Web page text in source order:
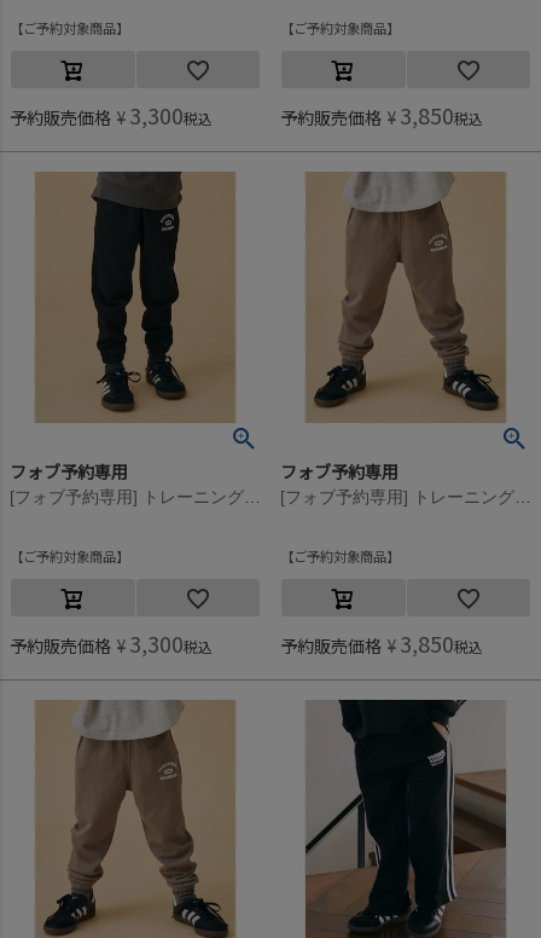
ご予約対象商品
予約販売価格 ¥ 3,300税込
ご予約対象商品
予約販売価格 ¥ 3,850税込
フォブ予約専用
ご予約対象商品
予約販売価格 ¥ 3,300税込
フォブ予約専用
ご予約対象商品
予約販売価格 ¥ 3,850税込